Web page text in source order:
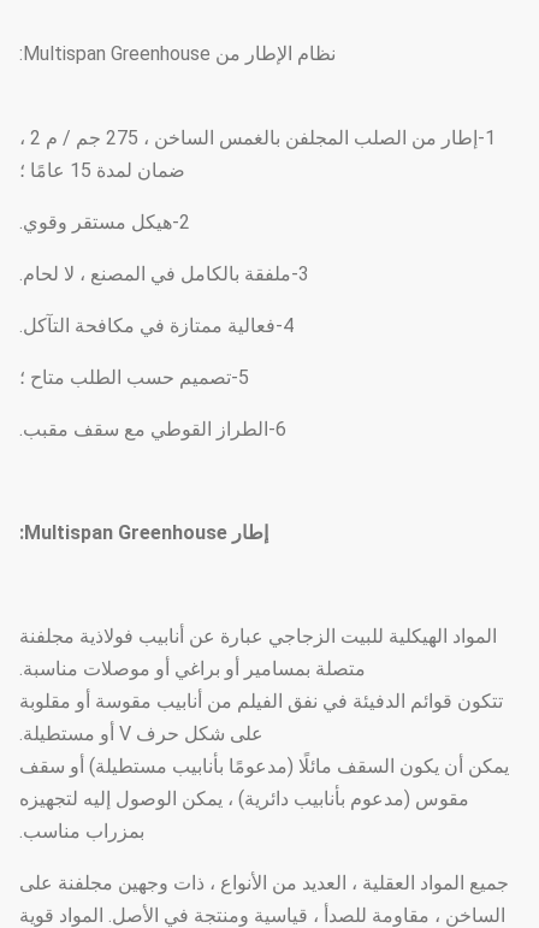
نظام الإطار من Multispan Greenhouse:
1-إطار من الصلب المجلفن بالغمس الساخن ، 275 جم / م 2 ،
ضمان لمدة 15 عامًا ؛
2-هيكل مستقر وقوي.
3-ملفقة بالكامل في المصنع ، لا لحام.
4-فعالية ممتازة في مكافحة التآكل.
5-تصميم حسب الطلب متاح ؛
6-الطراز القوطي مع سقف مقبب.
إطار Multispan Greenhouse:
المواد الهيكلية للبيت الزجاجي عبارة عن أنابيب فولاذية مجلفنة
متصلة بمسامير أو براغي أو موصلات مناسبة.
تتكون قوائم الدفيئة في نفق الفيلم من أنابيب مقوسة أو مقلوبة
على شكل حرف V أو مستطيلة.
يمكن أن يكون السقف مائلًا (مدعومًا بأنابيب مستطيلة) أو سقف
مقوس (مدعوم بأنابيب دائرية) ، يمكن الوصول إليه لتجهيزه
بمزراب مناسب.
جميع المواد العقلية ، العديد من الأنواع ، ذات وجهين مجلفنة على
الساخن ، مقاومة للصدأ ، قياسية ومنتجة في الأصل. المواد قوية